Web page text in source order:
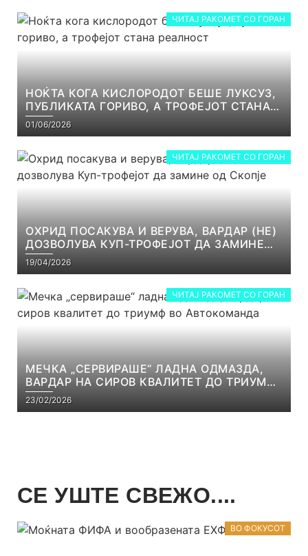
ЧИТАЈ РАКОМЕТ СО ГОРАН
НОЌТА КОГА КИСЛОРОДОТ БЕШЕ ЛУКСУЗ,
ПУБЛИКАТА ГОРИВО, А ТРОФЕЈОТ СТАНА
РЕАЛНОСТ
01/06/2026
ЧИТАЈ РАКОМЕТ СО ГОРАН
ОХРИД ПОСАКУВА И ВЕРУВА, ВАРДАР (НЕ)
ДОЗВОЛУВА КУП-ТРОФЕЈОТ ДА ЗАМИНЕ
ОД СКОПЈЕ
19/04/2026
ЧИТАЈ РАКОМЕТ СО ГОРАН
МЕЧКА „СЕРВИРАШЕ“ ЛАДНА ОДМАЗДА,
ВАРДАР НА СИРОВ КВАЛИТЕТ ДО ТРИУМФ
ВО АВТОКОМАНДА
23/02/2026
СЕ УШТЕ СВЕЖО....
ВО ФОКУСОТ